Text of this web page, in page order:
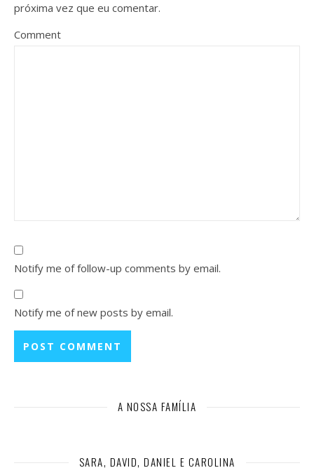
próxima vez que eu comentar.
Comment
Notify me of follow-up comments by email.
Notify me of new posts by email.
A NOSSA FAMÍLIA
SARA, DAVID, DANIEL E CAROLINA